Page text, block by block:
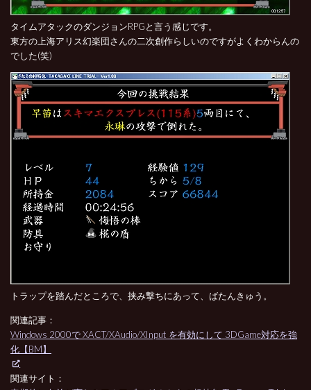
タイムアタックのダンジョンRPGと言う感じです。
東方の上海アリス幻楽団さんの二次創作らしいのですがよくわからんの
でした(笑)
トラップを踏んだところで、挟み撃ちにあって、ばたんきゅう。
関連記事：
Windows 2000で XACT/XAudio/XInput を有効にして 3DGame対応を強
化【BM】
関連サイト：